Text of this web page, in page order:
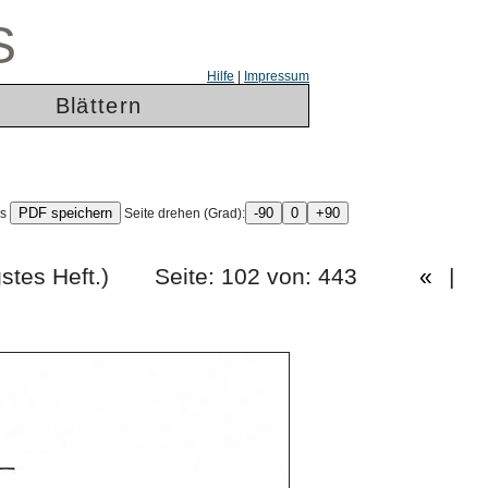
Hilfe Impressum
Blättern
Seite drehen (Grad):
Heft.) Seite: 102 von: 443 « |